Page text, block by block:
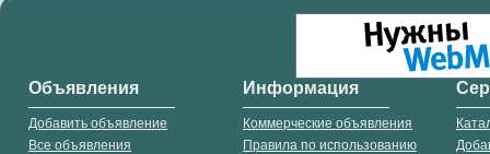
Объявления
Добавить объявление
Все объявления
Информация
Коммерческие объявления
Правила по использованию